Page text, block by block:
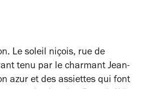
Le soleil niçois, rue de
tenu par le charmant Jean-
azur et des assiettes qui font